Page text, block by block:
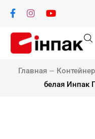
Главная
белая Инпак